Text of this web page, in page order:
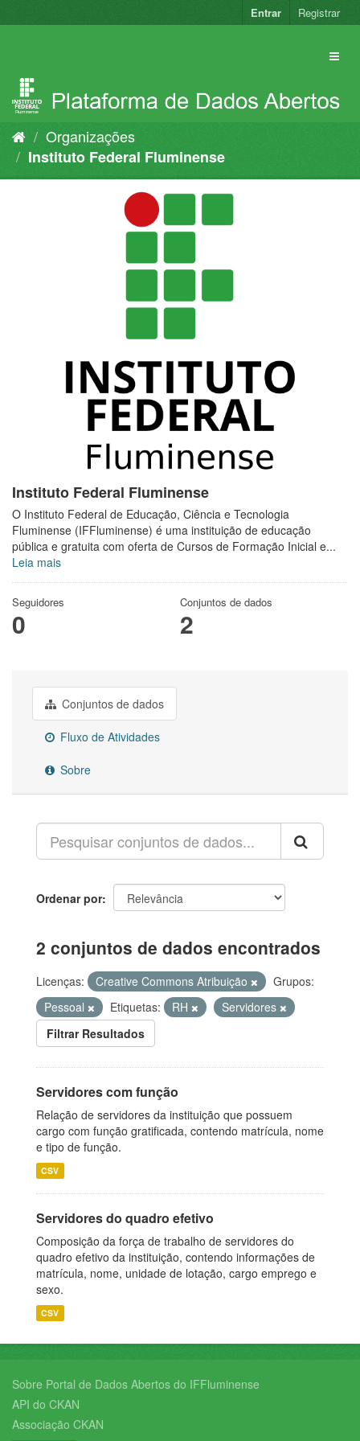
para
Entrar Registrar
Organizações
Instituto Federal Fluminense
Instituto Federal Fluminense
O Instituto Federal de Educação, Ciência e Tecnologia
Fluminense (IFFluminense) é uma instituição de educação
pública e gratuita com oferta de Cursos de Formação Inicial e...
Leia mais
Seguidores
0
Conjuntos de dados
2
Conjuntos de dados
Fluxo de Atividades
Sobre
Ordenar por
2 conjuntos de dados encontrados
Licenças: Creative Commons Atribuição
Grupos:
Pessoal
Etiquetas: RH
Servidores
Filtrar Resultados
Servidores com função
Relação de servidores da instituição que possuem
cargo com função gratificada, contendo matrícula, nome
e tipo de função.
CSV
Servidores do quadro efetivo
Composição da força de trabalho de servidores do
quadro efetivo da instituição, contendo informações de
matrícula, nome, unidade de lotação, cargo emprego e
sexo.
CSV
Sobre Portal de Dados Abertos do IFFluminense
API do CKAN
Associação CKAN